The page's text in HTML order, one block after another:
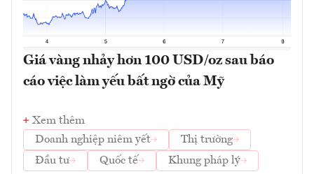
Giá vàng nhảy hơn 100 USD/oz sau báo
cáo việc làm yếu bất ngờ của Mỹ
Xem thêm
Doanh nghiệp niêm yết
Thị trường
Đầu tư
Quốc tế Khung pháp lý